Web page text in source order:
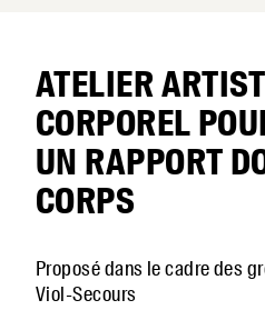
ATELIER
CORPOREL
UN RAPPORT
CORPS
Proposé dans le cadre des
Viol-Secours